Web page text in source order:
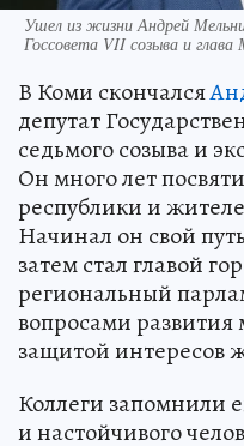
Ушел из жизни Андрей
Госсовета VII созыва и глава
В Коми скончался
депутат
седьмого созыва и
Он много лет
республики и
Начинал он свой
затем стал главой
региональный
вопросами
защитой интересов
Коллеги запомнили
и настойчивого